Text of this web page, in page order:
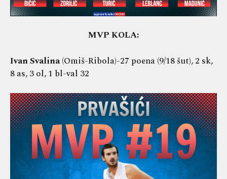
MVP KOLA:
Ivan Svalina(Omiš-Ribola)-27 poena (9/18 šut), 2 sk,
8 as, 3 ol, 1 bl-val 32